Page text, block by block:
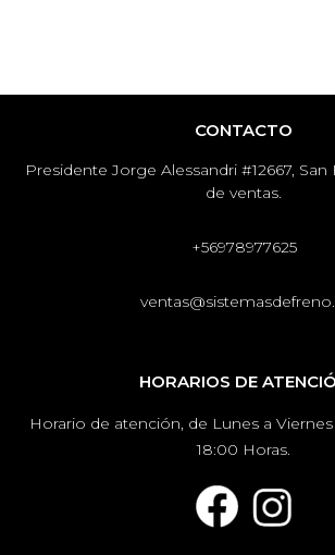
CONTACTO
Presidente Jorge Alessandri #12667,
de ventas.
+56978977625
HORARIOS DE
Horario de atención, de Lunes a
18:00 Horas.